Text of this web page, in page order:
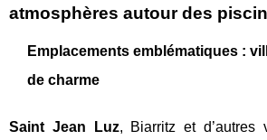
atmosphères autour des
Emplacements emblématiques :
de charme
Saint Jean Luz, Biarritz et d’autres